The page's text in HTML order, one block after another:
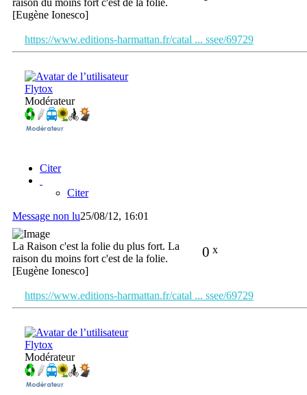
[Eugène Ionesco]
https://www.editions-harmattan.fr/catal ... ssee/69729
Flytox
Modérateur
Citer
Citer
Message non lu25/08/12, 16:01
0 x
La Raison c'est la folie du plus fort. La
raison du moins fort c'est de la folie.
[Eugène Ionesco]
https://www.editions-harmattan.fr/catal ... ssee/69729
Flytox
Modérateur